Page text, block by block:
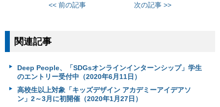
<< 前の記事 次の記事 >>
関連記事
Deep People、「SDGsオンラインインターンシップ」学生
のエントリー受付中（2020年6月11日）
高校生以上対象「キッズデザイン アカデミーアイデアソ
ン」2～3月に初開催（2020年1月27日）